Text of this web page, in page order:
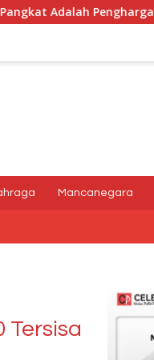
dan Tanggung Jawab
Mancanegara
Tersisa